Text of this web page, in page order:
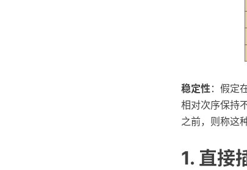
稳定性：假定
相对次序保持
之前，则称这
1. 直接